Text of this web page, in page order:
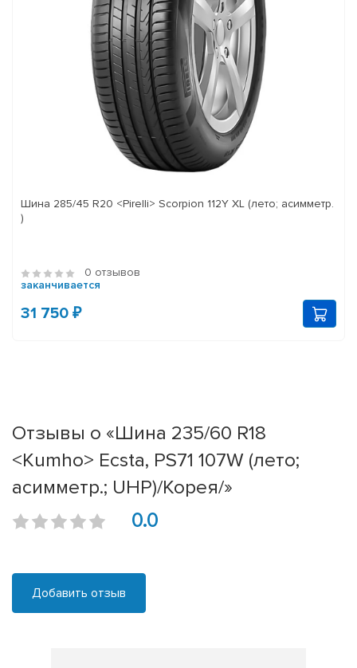
Шина 285/45 R20 <Pirelli> Scorpion 112Y XL (лето; асимметр.
)
0 отзывов
заканчивается
31 750 ₽
Отзывы о «Шина 235/60 R18
<Kumho> Ecsta, PS71 107W (лето;
асимметр.; UHP)/Корея/»
0.0
Добавить отзыв